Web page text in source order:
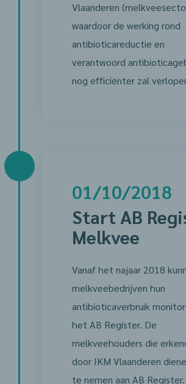
Vlaanderen
waardoor de werking rond
antibioticareductie en
verantwoord
nog efficiënter zal
01/10/2018
Start AB
Melkvee
Vanaf het najaar 2018
melkveebedrijven hun
antibioticaverbruik
het AB Register. De
melkveehouders die
door IKM Vlaanderen
te nemen aan AB Register.